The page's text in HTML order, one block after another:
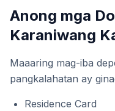
Anong mga
Karaniwang
Maaaring mag-iba
pangkalahatan ay
Residence Card